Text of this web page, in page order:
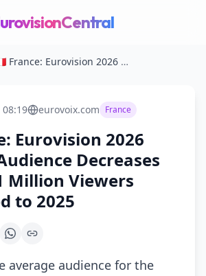
🇫🇷 France: Eurovision 2026 Viewing Audience Decreases By Over 1 Million Viewers Compared to 2025
08:19 eurovoix.com France
Eurovision 2026
Decreases
Million Viewers
to 2025
average audience for the